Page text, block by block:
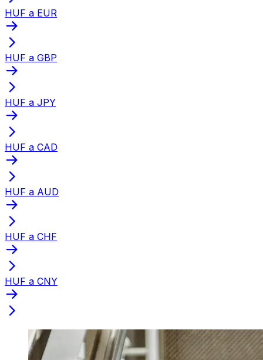
HUF a EUR
HUF a GBP
HUF a JPY
HUF a CAD
HUF a AUD
HUF a CHF
HUF a CNY